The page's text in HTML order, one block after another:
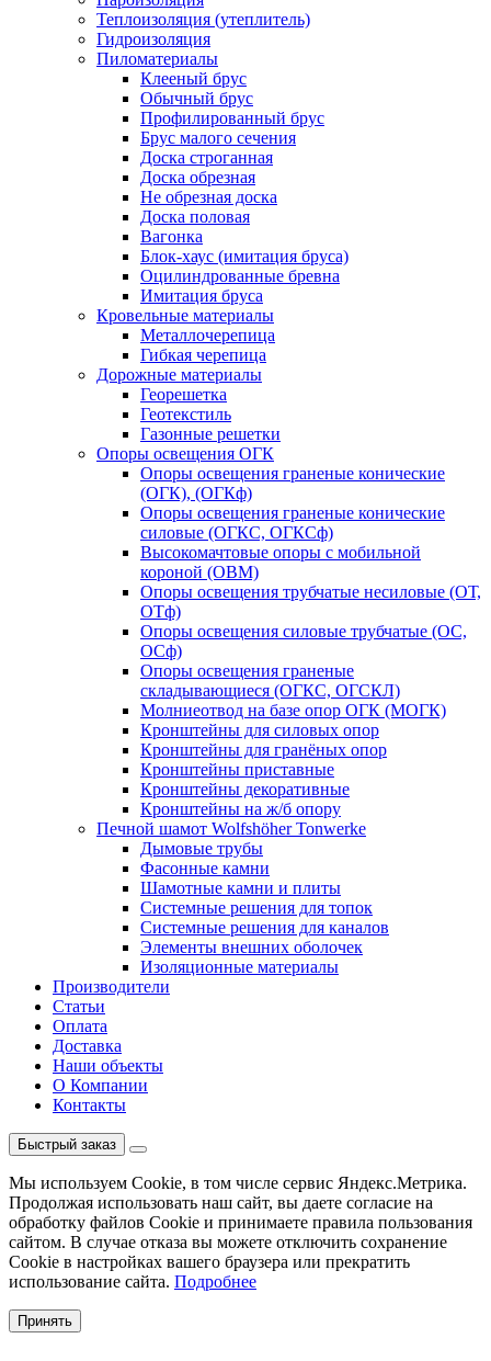
Теплоизоляция (утеплитель)
Гидроизоляция
Пиломатериалы
Клееный брус
Обычный брус
Профилированный брус
Брус малого сечения
Доска строганная
Доска обрезная
Не обрезная доска
Доска половая
Вагонка
Блок-хаус (имитация бруса)
Оцилиндрованные бревна
Имитация бруса
Кровельные материалы
Металлочерепица
Гибкая черепица
Дорожные материалы
Георешетка
Геотекстиль
Газонные решетки
Опоры освещения ОГК
Опоры освещения граненые конические
(ОГК), (ОГКф)
Опоры освещения граненые конические
силовые (ОГКС, ОГКСф)
Высокомачтовые опоры с мобильной
короной (ОВМ)
Опоры освещения трубчатые несиловые (ОТ,
ОТф)
Опоры освещения силовые трубчатые (ОС,
ОСф)
Опоры освещения граненые
складывающиеся (ОГКС, ОГСКЛ)
Молниеотвод на базе опор ОГК (МОГК)
Кронштейны для силовых опор
Кронштейны для гранёных опор
Кронштейны приставные
Кронштейны декоративные
Кронштейны на ж/б опору
Печной шамот Wolfshöher Tonwerke
Дымовые трубы
Фасонные камни
Шамотные камни и плиты
Системные решения для топок
Системные решения для каналов
Элементы внешних оболочек
Изоляционные материалы
Производители
Статьи
Оплата
Доставка
Наши объекты
О Компании
Контакты
Быстрый заказ
Мы используем Cookie, в том числе сервис Яндекс.Метрика.
Продолжая использовать наш сайт, вы даете согласие на
обработку файлов Cookie и принимаете правила пользования
сайтом. В случае отказа вы можете отключить сохранение
Cookie в настройках вашего браузера или прекратить
использование сайта. Подробнее
Принять